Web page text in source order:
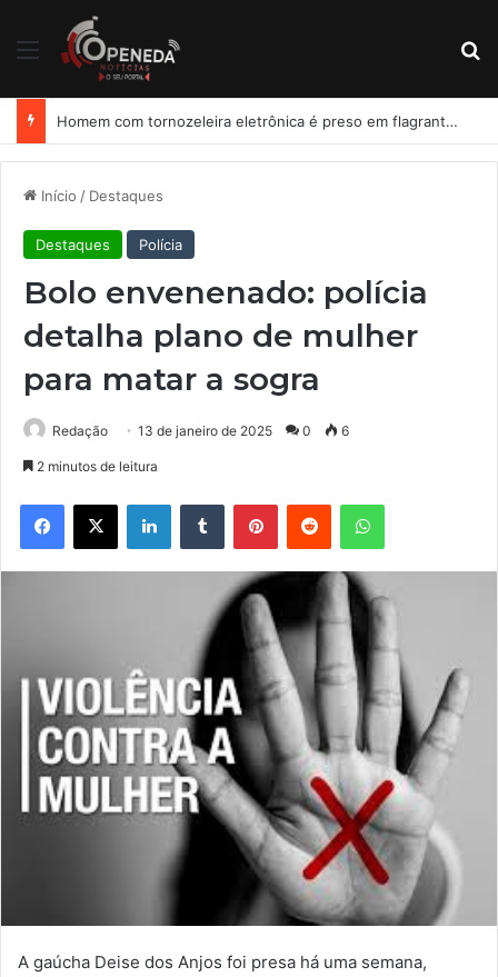
Menu
Homem com tornozeleira eletrônica é preso em flagrante por importunação sexual em condomínio de Arapiraca
Início / Destaques
Destaques Polícia
Bolo envenenado: polícia
detalha plano de mulher
para matar a sogra
Redação 13 de janeiro de 2025 0 6
2 minutos de leitura
Facebook
X LinkedinTumblr PinterestReddit WhatsApp
A gaúcha Deise dos Anjos foi presa há uma semana,